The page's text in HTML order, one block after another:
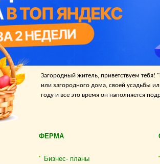
Загородный житель, приветствуем тебя!
или загородного дома, своей усадьбы
году и все это время он наполняется
ФЕРМА
Бизнес- планы